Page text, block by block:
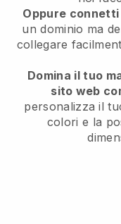
Oppure
un dominio ma
collegare
Domina il tuo
sito web
personalizza il
colori e la